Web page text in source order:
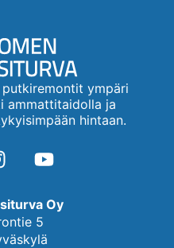
ympäri
ammattitaidolla ja
hintaan.
Oy
5